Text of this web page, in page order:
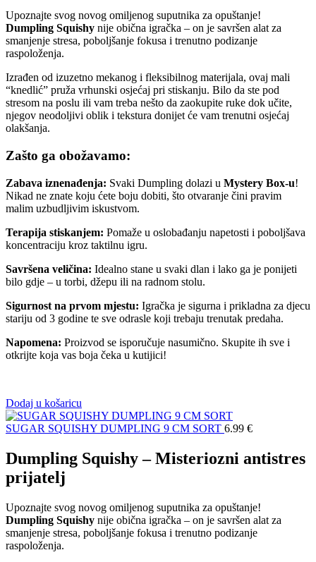
Upoznajte svog novog omiljenog suputnika za opuštanje!
Dumpling Squishy nije obična igračka – on je savršen alat za
smanjenje stresa, poboljšanje fokusa i trenutno podizanje
raspoloženja.
Izrađen od izuzetno mekanog i fleksibilnog materijala, ovaj mali
“knedlić” pruža vrhunski osjećaj pri stiskanju. Bilo da ste pod
stresom na poslu ili vam treba nešto da zaokupite ruke dok učite,
njegov neodoljivi oblik i tekstura donijet će vam trenutni osjećaj
olakšanja.
Zašto ga obožavamo:
Zabava iznenađenja: Svaki Dumpling dolazi u Mystery Box-u!
Nikad ne znate koju ćete boju dobiti, što otvaranje čini pravim
malim uzbudljivim iskustvom.
Terapija stiskanjem: Pomaže u oslobađanju napetosti i poboljšava
koncentraciju kroz taktilnu igru.
Savršena veličina: Idealno stane u svaki dlan i lako ga je ponijeti
bilo gdje – u torbi, džepu ili na radnom stolu.
Sigurnost na prvom mjestu: Igračka je sigurna i prikladna za djecu
stariju od 3 godine te sve odrasle koji trebaju trenutak predaha.
Napomena: Proizvod se isporučuje nasumično. Skupite ih sve i
otkrijte koja vas boja čeka u kutijici!
Dodaj u košaricu
SUGAR SQUISHY DUMPLING 9 CM SORT 6.99 €
Dumpling Squishy – Misteriozni antistres
prijatelj
Upoznajte svog novog omiljenog suputnika za opuštanje!
Dumpling Squishy nije obična igračka – on je savršen alat za
smanjenje stresa, poboljšanje fokusa i trenutno podizanje
raspoloženja.